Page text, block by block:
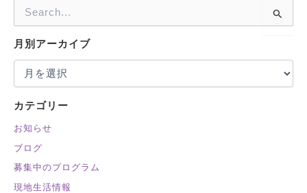
索
対
月別アーカイブ
カテゴリー
お知らせ
ブログ
募集中のプログラム
現地生活情報